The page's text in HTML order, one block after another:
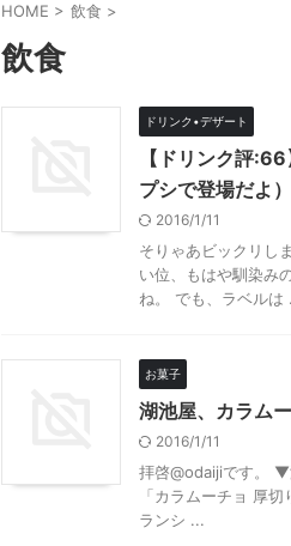
HOME > 飲食 >
飲食
ドリンク•デザート
【ドリンク評
プシで登場だよ）
2016/1/11
そりゃあビックリし
い位、もはや馴染み
ね。 でも、ラベルは
お菓子
湖池屋、カラム
2016/1/11
拝啓@odaijiです。 ▼
「カラムーチョ 厚
ランシ ...